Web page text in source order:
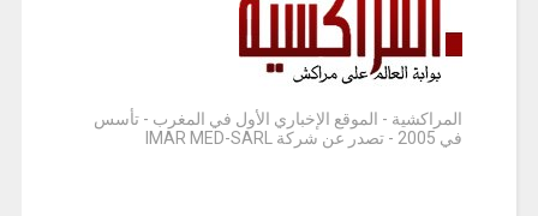
المراكشية - الموقع الإخباري الأول في المغرب - تأسس
في 2005 - تصدر عن شركة IMAR MED-SARL